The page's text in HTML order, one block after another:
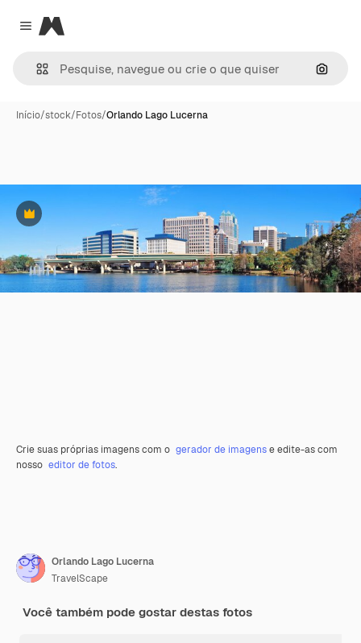
Close menu
Magnific
Início/stock/Fotos/Orlando Lago Lucerna
Premium
Crie suas próprias imagens com o gerador de imagense edite-as com
nosso editor de fotos.
Orlando Lago Lucerna
TravelScape
Você também pode gostar destas fotos